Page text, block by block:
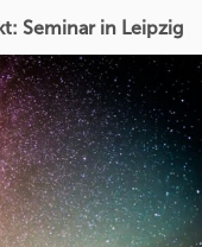
Seminar in Leipzig